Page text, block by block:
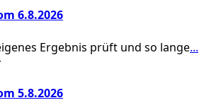
6.8.2026
Ergebnis prüft und so lange...
5.8.2026